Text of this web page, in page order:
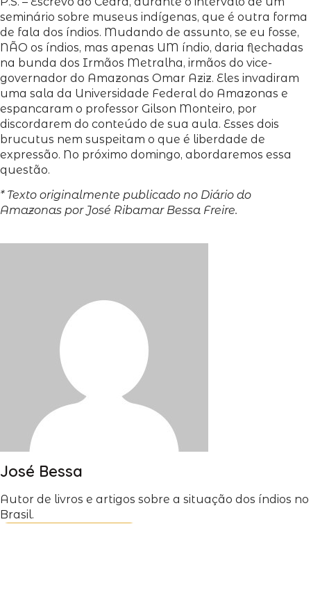
seminário sobre museus indígenas, que é outra forma
de fala dos índios. Mudando de assunto, se eu fosse,
NÃO os índios, mas apenas UM índio, daria flechadas
na bunda dos Irmãos Metralha, irmãos do vice-
governador do Amazonas Omar Aziz. Eles invadiram
uma sala da Universidade Federal do Amazonas e
espancaram o professor Gilson Monteiro, por
discordarem do conteúdo de sua aula. Esses dois
brucutus nem suspeitam o que é liberdade de
expressão. No próximo domingo, abordaremos essa
questão.
* Texto originalmente publicado no Diário do
Amazonas por José Ribamar Bessa Freire.
José Bessa
Autor de livros e artigos sobre a situação dos índios no
Brasil.